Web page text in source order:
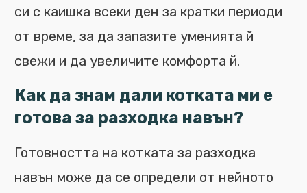
си с каишка всеки ден за кратки периоди
от време, за да запазите уменията й
свежи и да увеличите комфорта й.
Как да знам дали котката ми е
готова за разходка навън?
Готовността на котката за разходка
навън може да се определи от нейното